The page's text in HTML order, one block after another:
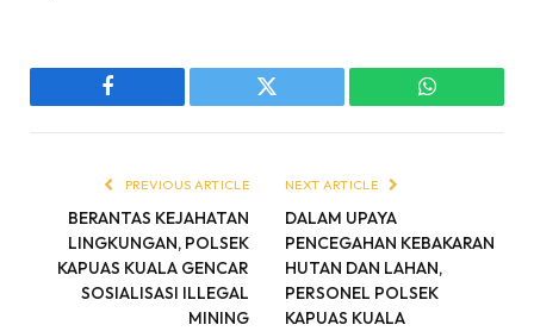
Facebook Twitter WhatsApp
PREVIOUS ARTICLE
BERANTAS KEJAHATAN
LINGKUNGAN, POLSEK
KAPUAS KUALA GENCAR
SOSIALISASI ILLEGAL
MINING
NEXT ARTICLE
DALAM UPAYA
PENCEGAHAN KEBAKARAN
HUTAN DAN LAHAN,
PERSONEL POLSEK
KAPUAS KUALA